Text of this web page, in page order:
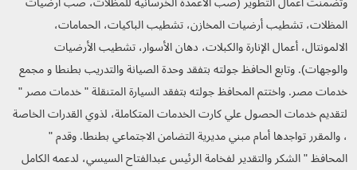
المظلات، تشطيب أرضيات المخازن، تشطيب الباكيات، الحمامات،
الالمونتال، أعمال الإنارة والكبلات، دهان الأسوار، تشطيب الأرضيات
والوجهات). وتابع الحافظ جولته بتفقد وحدة الصيانة والتدريب بطنطا و مجمع
خدمات مصر. واختتم المحافظ جولته بتفقد السيارة المتنقلة " خدمات مصر "
لتقديم خدمات الحصول علي كارت الخدمات المتكاملة، لذوي القدرات الخاصة
، والمقرر تواجدها أمام مبني مديرية التضامن الاجتماعي بطنطا. وقدم "
المحافظ " الشكر والتقدير لفخامة الرئيس عبدالفتاح السيسي، لدعمه الكامل